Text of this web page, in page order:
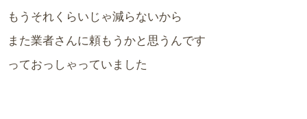
もうそれくらいじゃ減らないから
また業者さんに頼もうかと思うんです
っておっしゃっていました